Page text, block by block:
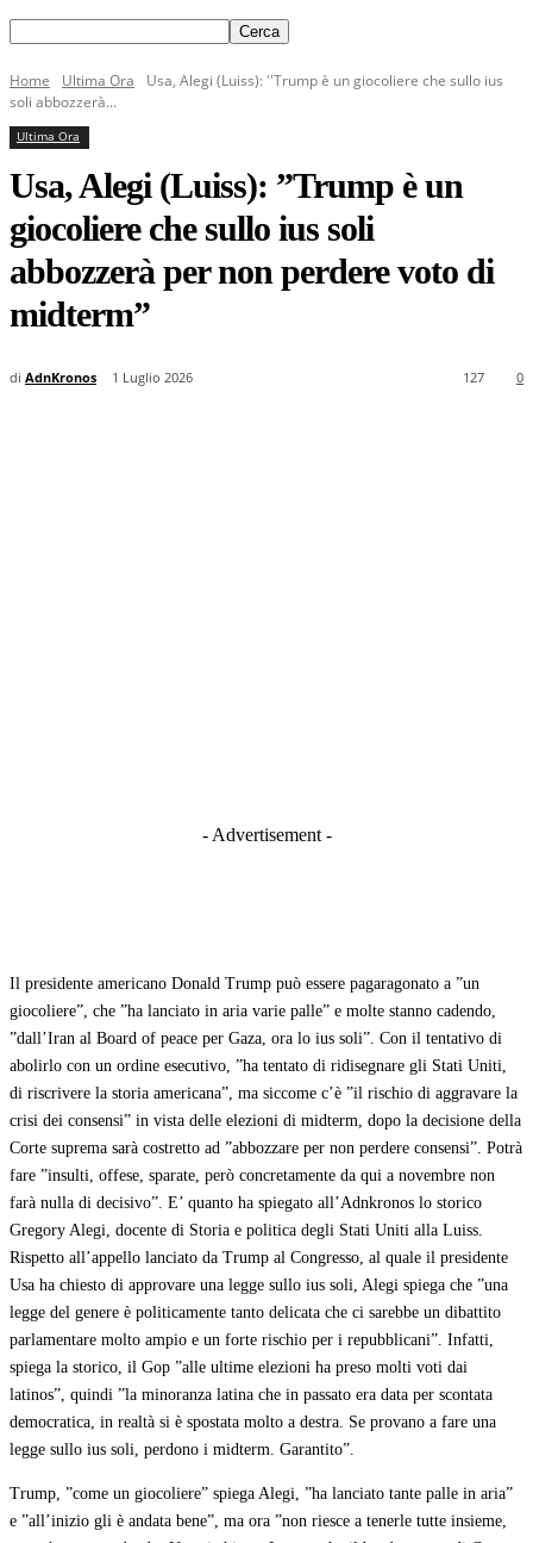
Home Ultima Ora
Usa, Alegi (Luiss): ''Trump è un giocoliere che sullo ius
soli abbozzerà...
Ultima Ora
Usa, Alegi (Luiss): ”Trump è un
giocoliere che sullo ius soli
abbozzerà per non perdere voto di
midterm”
di AdnKronos 1 Luglio 2026 0
127
- Advertisement -
Il presidente americano Donald Trump può essere pagaragonato a ”un
giocoliere”, che ”ha lanciato in aria varie palle” e molte stanno cadendo,
”dall’Iran al Board of peace per Gaza, ora lo ius soli”. Con il tentativo di
abolirlo con un ordine esecutivo, ”ha tentato di ridisegnare gli Stati Uniti,
di riscrivere la storia americana”, ma siccome c’è ”il rischio di aggravare la
crisi dei consensi” in vista delle elezioni di midterm, dopo la decisione della
Corte suprema sarà costretto ad ”abbozzare per non perdere consensi”. Potrà
fare ”insulti, offese, sparate, però concretamente da qui a novembre non
farà nulla di decisivo”. E’ quanto ha spiegato all’Adnkronos lo storico
Gregory Alegi, docente di Storia e politica degli Stati Uniti alla Luiss.
Rispetto all’appello lanciato da Trump al Congresso, al quale il presidente
Usa ha chiesto di approvare una legge sullo ius soli, Alegi spiega che ”una
legge del genere è politicamente tanto delicata che ci sarebbe un dibattito
parlamentare molto ampio e un forte rischio per i repubblicani”. Infatti,
spiega la storico, il Gop ”alle ultime elezioni ha preso molti voti dai
latinos”, quindi ”la minoranza latina che in passato era data per scontata
democratica, in realtà si è spostata molto a destra. Se provano a fare una
legge sullo ius soli, perdono i midterm. Garantito”.
Trump, ”come un giocoliere” spiega Alegi, ”ha lanciato tante palle in aria”
e ”all’inizio gli è andata bene”, ma ora ”non riesce a tenerle tutte insieme,